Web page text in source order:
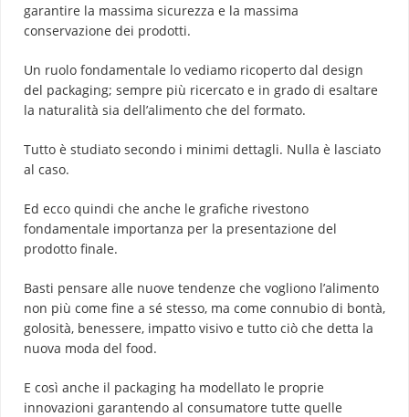
garantire la massima sicurezza e la massima
conservazione dei prodotti.
Un ruolo fondamentale lo vediamo ricoperto dal design
del packaging; sempre più ricercato e in grado di esaltare
la naturalità sia dell’alimento che del formato.
Tutto è studiato secondo i minimi dettagli. Nulla è lasciato
al caso.
Ed ecco quindi che anche le grafiche rivestono
fondamentale importanza per la presentazione del
prodotto finale.
Basti pensare alle nuove tendenze che vogliono l’alimento
non più come fine a sé stesso, ma come connubio di bontà,
golosità, benessere, impatto visivo e tutto ciò che detta la
nuova moda del food.
E così anche il packaging ha modellato le proprie
innovazioni garantendo al consumatore tutte quelle